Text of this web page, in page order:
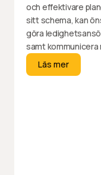
och effektivare
sitt schema, kan
göra
samt kommunicera
Läs mer
Läs mer